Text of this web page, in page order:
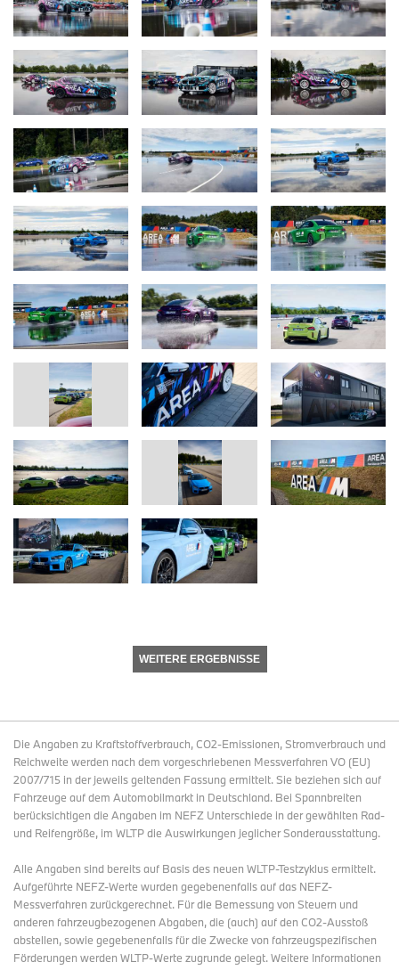
WEITERE ERGEBNISSE
Die Angaben zu Kraftstoffverbrauch, CO2-Emissionen, Stromverbrauch und
Reichweite werden nach dem vorgeschriebenen Messverfahren VO (EU)
2007/715 in der jeweils geltenden Fassung ermittelt. Sie beziehen sich auf
Fahrzeuge auf dem Automobilmarkt in Deutschland. Bei Spannbreiten
berücksichtigen die Angaben im NEFZ Unterschiede in der gewählten Rad-
und Reifengröße, im WLTP die Auswirkungen jeglicher Sonderausstattung.
Alle Angaben sind bereits auf Basis des neuen WLTP-Testzyklus ermittelt.
Aufgeführte NEFZ-Werte wurden gegebenenfalls auf das NEFZ-
Messverfahren zurückgerechnet. Für die Bemessung von Steuern und
anderen fahrzeugbezogenen Abgaben, die (auch) auf den CO2-Ausstoß
abstellen, sowie gegebenenfalls für die Zwecke von fahrzeugspezifischen
Förderungen werden WLTP-Werte zugrunde gelegt. Weitere Informationen